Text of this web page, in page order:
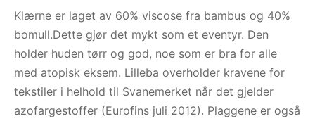
Klærne er laget av 60% viscose fra bambus og 40%
bomull.Dette gjør det mykt som et eventyr. Den
holder huden tørr og god, noe som er bra for alle
med atopisk eksem. Lilleba overholder kravene for
tekstiler i helhold til Svanemerket når det gjelder
azofargestoffer (Eurofins juli 2012). Plaggene er også